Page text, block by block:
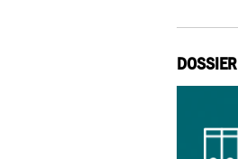
DOSSIER